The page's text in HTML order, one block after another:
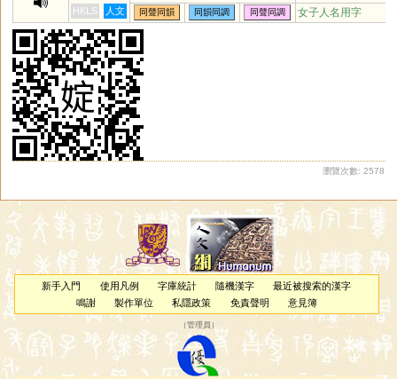
HKLS
人文 同聲同韻 同韻同調 同聲同調 女子人名用字
瀏覽次數: 2578
新手入門 使用凡例 字庫統計 隨機漢字
最近被搜索的漢字
鳴謝
製作單位 私隱政策 免責聲明 意見簿
（管理員 ）